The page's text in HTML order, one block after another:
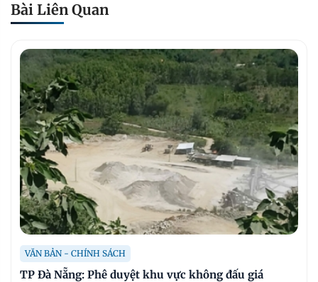
Bài Liên Quan
VĂN BẢN - CHÍNH SÁCH
TP Đà Nẵng: Phê duyệt khu vực không đấu giá